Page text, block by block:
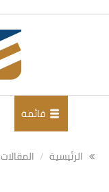
قائمة
الرئيسية المقالات